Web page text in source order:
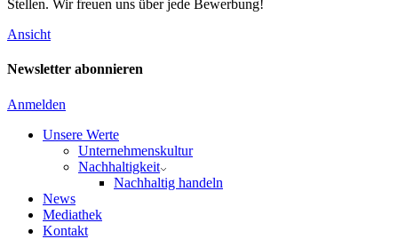
Stellen. Wir freuen uns über jede Bewerbung!
Ansicht
Newsletter abonnieren
Anmelden
Unsere Werte
Unternehmenskultur
Nachhaltigkeit
Nachhaltig handeln
News
Mediathek
Kontakt